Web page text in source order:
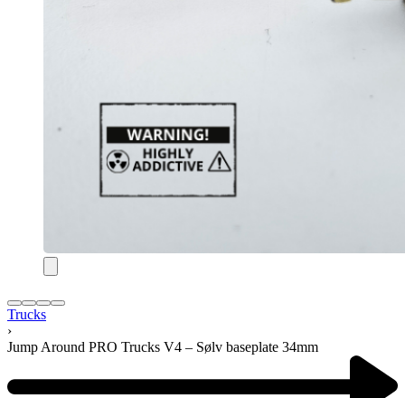
Trucks
›
Jump Around PRO Trucks V4 – Sølv baseplate 34mm
navigation